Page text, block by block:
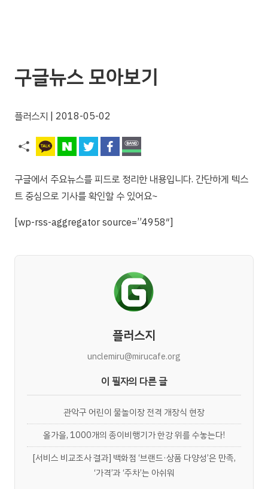
구글뉴스 모아보기
플러스지 | 2018-05-02
구글에서 주요뉴스를 피드로 정리한 내용입니다. 간단하게 텍스
트 중심으로 기사를 확인할 수 있어요~
[wp-rss-aggregator source=”4958″]
플러스지
unclemiru@mirucafe.org
이 필자의 다른 글
관악구 어린이 물놀이장 전격 개장식 현장
올가을, 1000개의 종이비행기가 한강 위를 수놓는다!
[서비스 비교조사 결과] 백화점 ‘브랜드·상품 다양성’은 만족,
‘가격’과 ‘주차’는 아쉬워